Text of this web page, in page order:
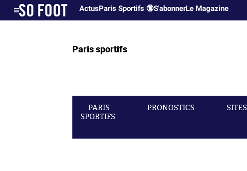
ActusParis Sportifs 🔞S'abonnerLe Magazine
Paris sportifs
PARIS
SPORTIFS
PRONOSTICS SITES